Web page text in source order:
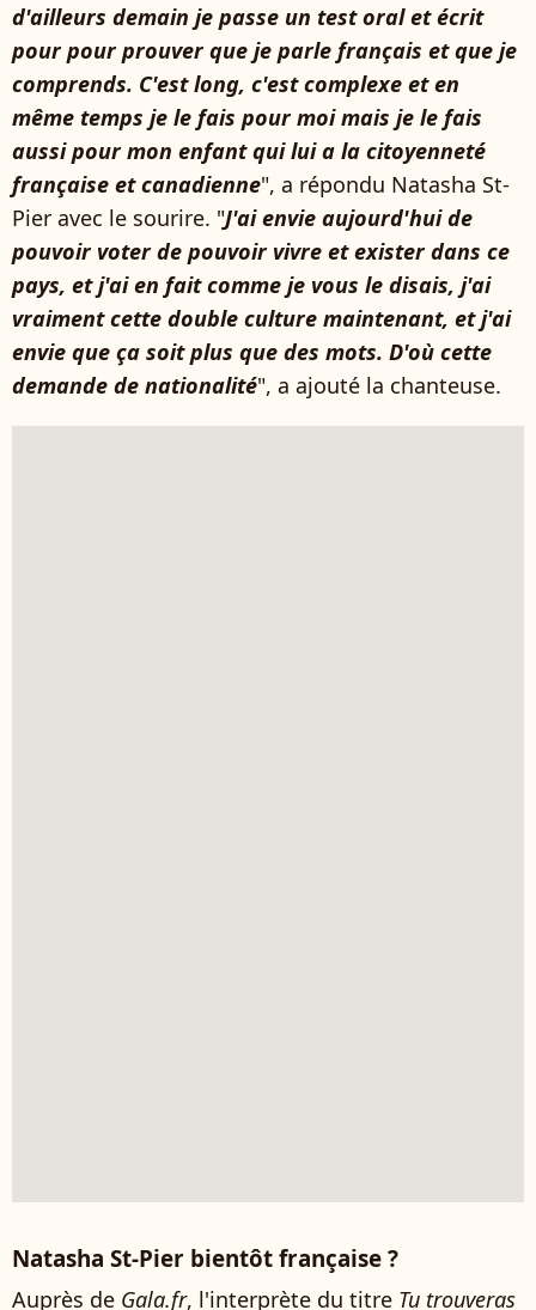
d'ailleurs demain je passe un test oral et écrit
pour pour prouver que je parle français et que je
comprends. C'est long, c'est complexe et en
même temps je le fais pour moi mais je le fais
aussi pour mon enfant qui lui a la citoyenneté
française et canadienne", a répondu Natasha St-
Pier avec le sourire. "J'ai envie aujourd'hui de
pouvoir voter de pouvoir vivre et exister dans ce
pays, et j'ai en fait comme je vous le disais, j'ai
vraiment cette double culture maintenant, et j'ai
envie que ça soit plus que des mots. D'où cette
demande de nationalité", a ajouté la chanteuse.
Natasha St-Pier bientôt française ?
Auprès de Gala.fr, l'interprète du titre Tu trouveras